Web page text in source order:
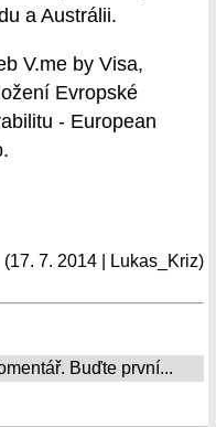
a Austrálii.
V.me by Visa,
Evropské
- European
(17. 7. 2014 | Lukas_Kriz)
Buďte první...